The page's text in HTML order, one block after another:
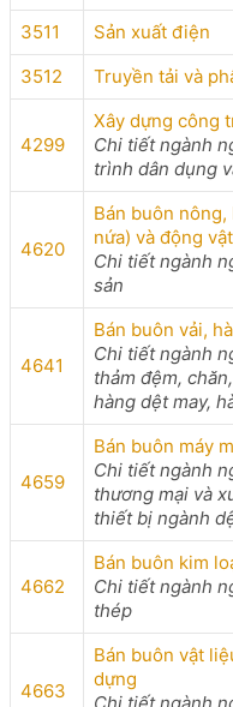
3511
Sản xuất điện
3512
Truyền tải và
4299
Xây dựng công
Chi tiết ngành
trình dân dụng
4620
Bán buôn
nứa) và động
Chi tiết ngành
sản
4641
Bán buôn vải,
Chi tiết ngành
thảm đệm,
hàng dệt may,
4659
Bán buôn máy
Chi tiết ngành
thương mại và
thiết bị ngành
4662
Bán buôn kim
Chi tiết ngành
thép
4663
Bán buôn vật
dựng
Chi tiết ngành